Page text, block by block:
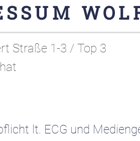
Straße 1-3 / Top 3
lt. ECG und